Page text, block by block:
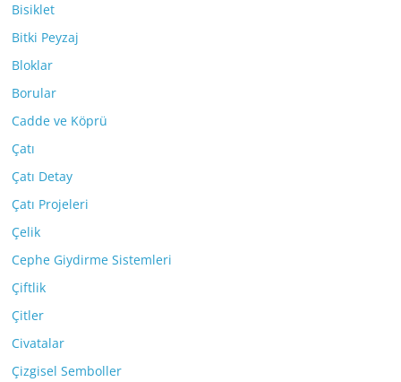
Bisiklet
Bitki Peyzaj
Bloklar
Borular
Cadde ve Köprü
Çatı
Çatı Detay
Çatı Projeleri
Çelik
Cephe Giydirme Sistemleri
Çiftlik
Çitler
Civatalar
Çizgisel Semboller